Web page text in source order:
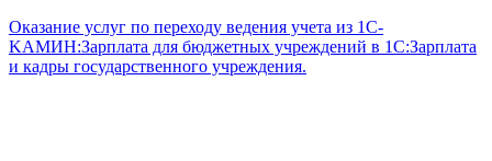
Оказание услуг по переходу ведения учета из 1C-
KAMИН:Зарплата для бюджетных учреждений в 1С:Зарплата
и кадры государственного учреждения.